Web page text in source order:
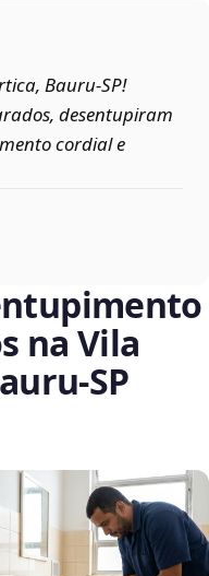
Bauru‑SP!
desentupiram
cordial e
na Vila